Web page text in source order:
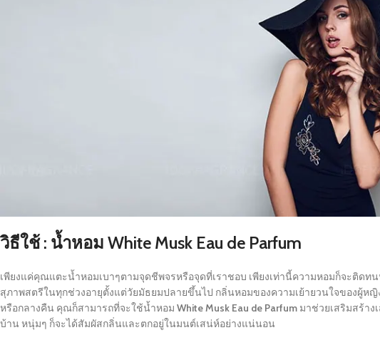
วิธีใช้ : น้ำหอม White Musk Eau de Parfum
เพียงแค่คุณแตะน้ำหอมเบาๆตามจุดชีพจรหรือจุดที่เราชอบ เพียงเท่านี้ความหอมก็จะติด
สุภาพสตรีในทุกช่วงอายุตั้งแต่วัยมัธยมปลายขึ้นไป กลิ่นหอมของความเย้ายวนใจของผู้ห
หรือกลางคืน คุณก็สามารถที่จะใช้น้ำหอม White Musk Eau de Parfum มาช่วยเสริมสร้า
บ้าน หนุ่มๆ ก็จะได้สัมผัสกลิ่นและตกอยู่ในมนต์เสน่ห์อย่างแน่นอน